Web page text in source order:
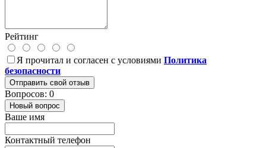
Рейтинг
Я прочитал и согласен с условиями Политика
безопасности
Отправить свой отзыв
Вопросов: 0
Новый вопрос
Ваше имя
Контактный телефон